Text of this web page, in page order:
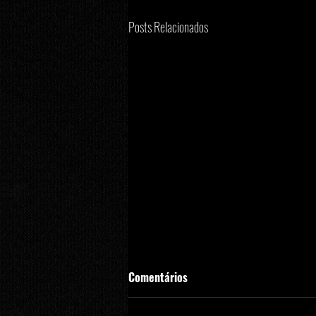
Posts Relacionados
Comentários